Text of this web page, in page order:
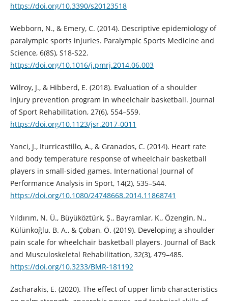
https://doi.org/10.3390/s20123518
Webborn, N., & Emery, C. (2014). Descriptive epidemiology of
paralympic sports injuries. Paralympic Sports Medicine and
Science, 6(8S), S18-S22.
https://doi.org/10.1016/j.pmrj.2014.06.003
Wilroy, J., & Hibberd, E. (2018). Evaluation of a shoulder
injury prevention program in wheelchair basketball. Journal
of Sport Rehabilitation, 27(6), 554–559.
https://doi.org/10.1123/jsr.2017-0011
Yanci, J., Iturricastillo, A., & Granados, C. (2014). Heart rate
and body temperature response of wheelchair basketball
players in small-sided games. International Journal of
Performance Analysis in Sport, 14(2), 535–544.
https://doi.org/10.1080/24748668.2014.11868741
Yıldırım, N. Ü., Büyüköztürk, Ş., Bayramlar, K., Özengin, N.,
Külünkoğlu, B. A., & Çoban, Ö. (2019). Developing a shoulder
pain scale for wheelchair basketball players. Journal of Back
and Musculoskeletal Rehabilitation, 32(3), 479–485.
https://doi.org/10.3233/BMR-181192
Zacharakis, E. (2020). The effect of upper limb characteristics